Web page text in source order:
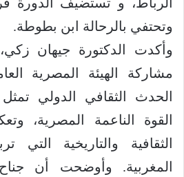
وتحتفي بالرحالة ابن بطوطة.
وأكدت الدكتورة جيهان
مشاركة الهيئة المصرية
الحدث الثقافي الدولي
القوة الناعمة المصرية،
الثقافية والتاريخية
المغربية. وأوضحت أن